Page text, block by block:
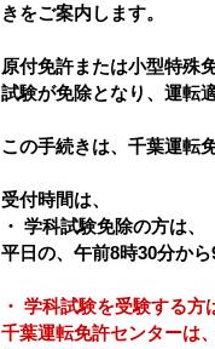
きをご案内します。
原付免許または小型特殊
試験が免除となり、運転
この手続きは、千葉運転
受付時間は、
・ 学科試験免除の方は、
平日の、午前8時30分か
・ 学科試験を受験する方
千葉運転免許センターは